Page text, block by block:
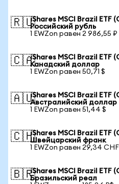
🇷🇺iShares MSCI Brazil ETF
Российский рубль
1 EWZon равен 2 986,55 ₽
🇨🇦iShares MSCI Brazil ETF
Канадский доллар
1 EWZon равен 50,71 $
🇦🇺iShares MSCI Brazil ETF
Австралийский доллар
1 EWZon равен 51,44 $
🇨🇭iShares MSCI Brazil ETF
Швейцарский франк
1 EWZon равен 29,34 CHF
🇧🇷iShares MSCI Brazil ETF
Бразильский реал